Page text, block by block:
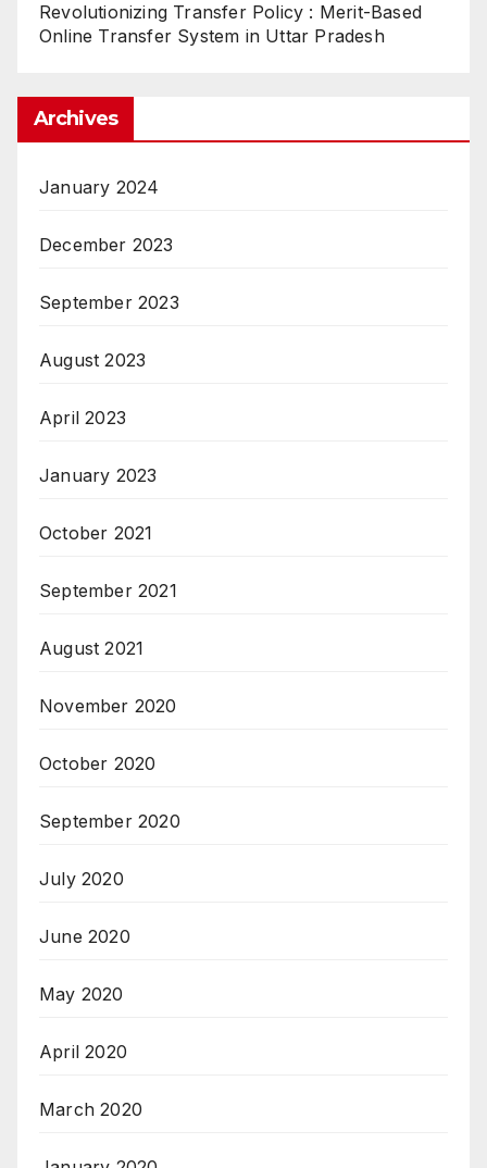
Revolutionizing Transfer Policy : Merit-Based
Online Transfer System in Uttar Pradesh
Archives
January 2024
December 2023
September 2023
August 2023
April 2023
January 2023
October 2021
September 2021
August 2021
November 2020
October 2020
September 2020
July 2020
June 2020
May 2020
April 2020
March 2020